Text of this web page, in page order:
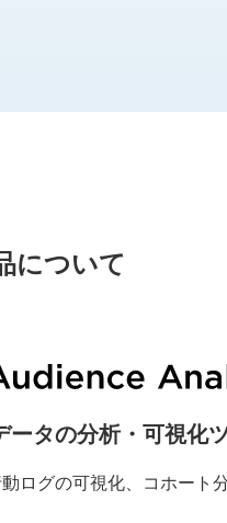
について
ータの分析・可視化
ログの可視化、コホート